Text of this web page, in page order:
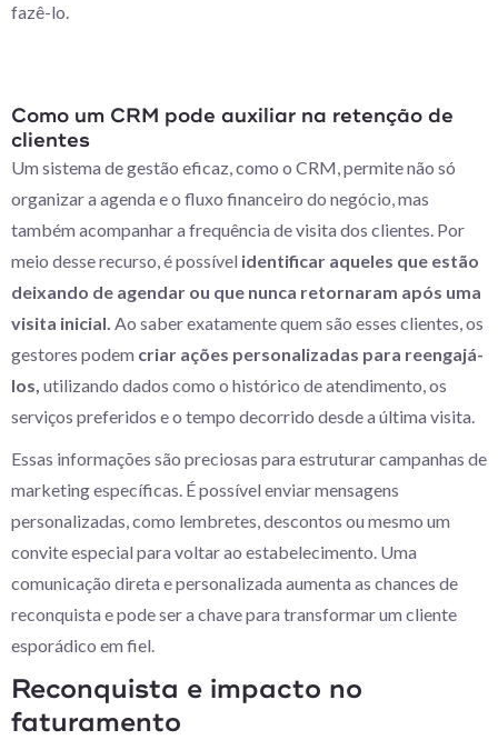
fazê-lo.
Como um CRM pode auxiliar na retenção de
clientes
Um sistema de gestão eficaz, como o CRM, permite não só
organizar a agenda e o fluxo financeiro do negócio, mas
também acompanhar a frequência de visita dos clientes. Por
meio desse recurso, é possível identificar aqueles que estão
deixando de agendar ou que nunca retornaram após uma
visita inicial. Ao saber exatamente quem são esses clientes, os
gestores podem criar ações personalizadas para reengajá-
los, utilizando dados como o histórico de atendimento, os
serviços preferidos e o tempo decorrido desde a última visita.
Essas informações são preciosas para estruturar campanhas de
marketing específicas. É possível enviar mensagens
personalizadas, como lembretes, descontos ou mesmo um
convite especial para voltar ao estabelecimento. Uma
comunicação direta e personalizada aumenta as chances de
reconquista e pode ser a chave para transformar um cliente
esporádico em fiel.
Reconquista e impacto no
faturamento